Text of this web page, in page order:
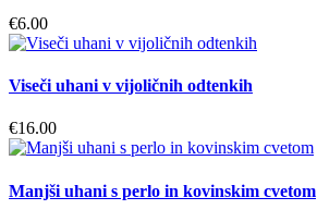
€6.00
Viseči uhani v vijoličnih odtenkih
€16.00
Manjši uhani s perlo in kovinskim cvetom